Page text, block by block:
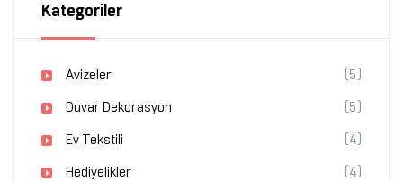
Kategoriler
Avizeler
(5)
Duvar Dekorasyon
(5)
Ev Tekstili
(4)
Hediyelikler
(4)